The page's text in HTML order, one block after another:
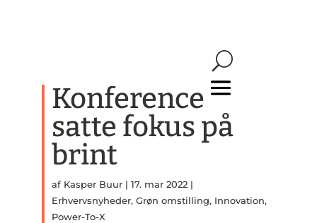
Konference
satte fokus på
brint
af Kasper Buur |17. mar 2022 |
Erhvervsnyheder,Grøn omstilling, Innovation,
Power-To-X